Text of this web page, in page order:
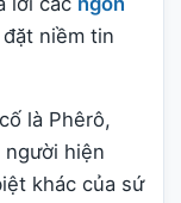
niềm tin
là Phêrô,
người hiện
khác của sứ